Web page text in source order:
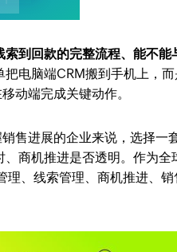
到回款的完整流程、能不能
把电脑端CRM搬到手机上，
动端完成关键动作。
售进展的企业来说，选择一
商机推进是否透明。作为全
理、线索管理、商机推进、销